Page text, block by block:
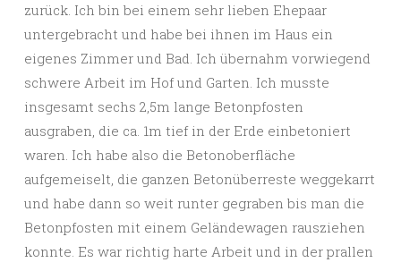
zurück. Ich bin bei einem sehr lieben Ehepaar
untergebracht und habe bei ihnen im Haus ein
eigenes Zimmer und Bad. Ich übernahm vorwiegend
schwere Arbeit im Hof und Garten. Ich musste
insgesamt sechs 2,5m lange Betonpfosten
ausgraben, die ca. 1m tief in der Erde einbetoniert
waren. Ich habe also die Betonoberfläche
aufgemeiselt, die ganzen Betonüberreste weggekarrt
und habe dann so weit runter gegraben bis man die
Betonpfosten mit einem Geländewagen rausziehen
konnte. Es war richtig harte Arbeit und in der prallen